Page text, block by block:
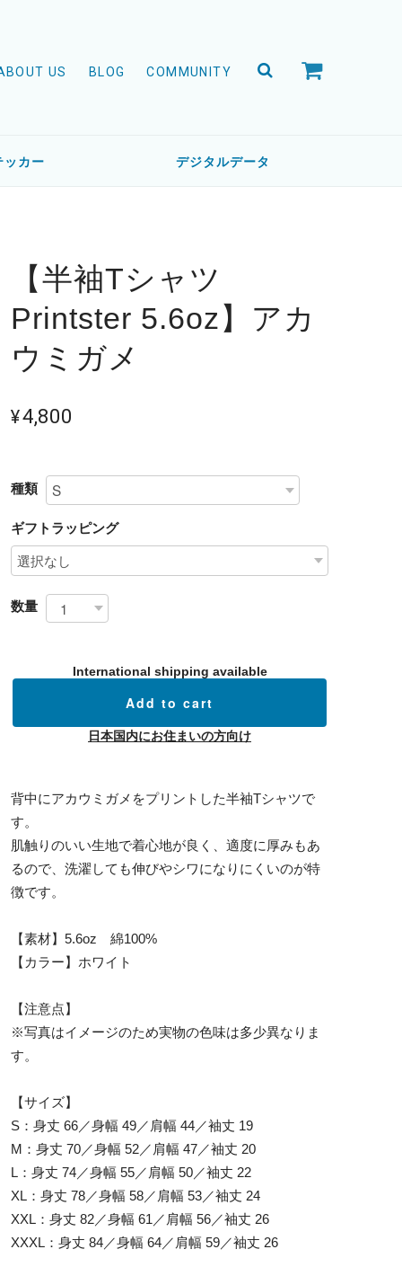
US BLOG COMMUNITY
ッカー デジタルデータ
【半袖Tシャツ
Printster 5.6oz】アカ
ウミガメ
¥4,800
種類
ギフトラッピング
数量
International shipping available
Add to cart
日本国内にお住まいの方向け
背中にアカウミガメをプリントした半袖Tシャツで
す。
肌触りのいい生地で着心地が良く、適度に厚みもあ
るので、洗濯しても伸びやシワになりにくいのが特
徴です。
【素材】5.6oz 綿100%
【カラー】ホワイト
【注意点】
※写真はイメージのため実物の色味は多少異なりま
す。
【サイズ】
S：身丈 66／身幅 49／肩幅 44／袖丈 19
M：身丈 70／身幅 52／肩幅 47／袖丈 20
L：身丈 74／身幅 55／肩幅 50／袖丈 22
XL：身丈 78／身幅 58／肩幅 53／袖丈 24
XXL：身丈 82／身幅 61／肩幅 56／袖丈 26
XXXL：身丈 84／身幅 64／肩幅 59／袖丈 26